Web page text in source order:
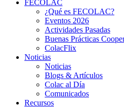
FECOLAC
¿Qué es FECOLAC?
Eventos 2026
Actividades Pasadas
Buenas Prácticas
ColacFlix
Noticias
Noticias
Blogs & Artículos
Colac al Día
Comunicados
Recursos